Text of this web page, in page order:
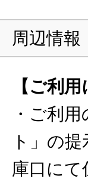
周辺情報
【ご利
・ご利
ト」の
庫口に